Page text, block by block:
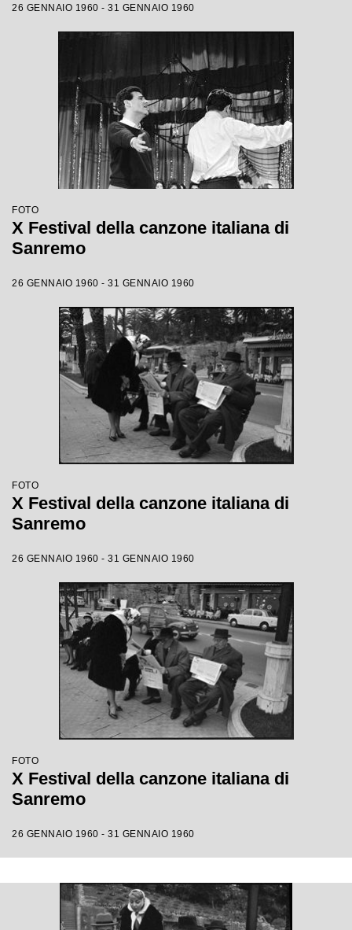
26 GENNAIO 1960 - 31 GENNAIO 1960
FOTO
X Festival della canzone italiana di
Sanremo
26 GENNAIO 1960 - 31 GENNAIO 1960
FOTO
X Festival della canzone italiana di
Sanremo
26 GENNAIO 1960 - 31 GENNAIO 1960
FOTO
X Festival della canzone italiana di
Sanremo
26 GENNAIO 1960 - 31 GENNAIO 1960